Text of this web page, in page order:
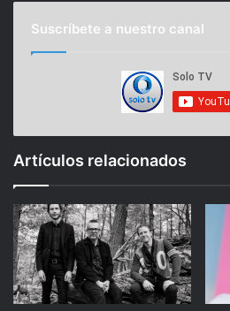
Suscríbete a nuestro canal
Artículos relacionados